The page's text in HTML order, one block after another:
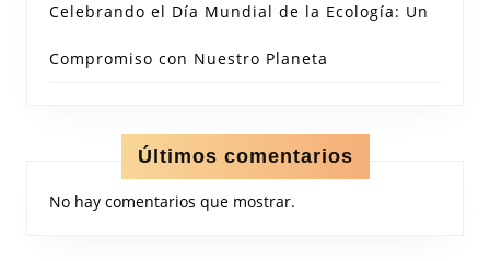
Celebrando el Día Mundial de la Ecología: Un
Compromiso con Nuestro Planeta
Últimos comentarios
No hay comentarios que mostrar.